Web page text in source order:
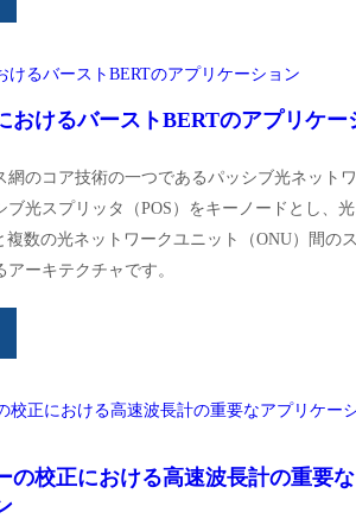
おけるバーストBERTのアプリケー
網のコア技術の一つであるパッシブ光ネット
ブ光スプリッタ（POS）をキーノードとし、
複数の光ネットワークユニット（ONU）間の
ーキテクチャです。
の校正における高速波長計の重要な